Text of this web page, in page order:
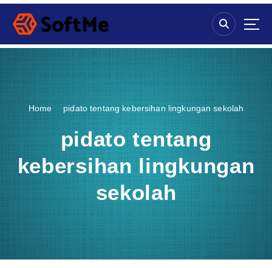
S
p
Home pidato tentang kebersihan lingkungan sekolah
pidato tentang
kebersihan lingkungan
sekolah